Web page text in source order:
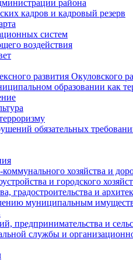
района
кадров и кадровый резерв
систем
воздействия
развития Окуловского
образовании как
обязательных
хозяйства и
и городского
градостроительства и
муниципальным
предпринимательства и
службы и